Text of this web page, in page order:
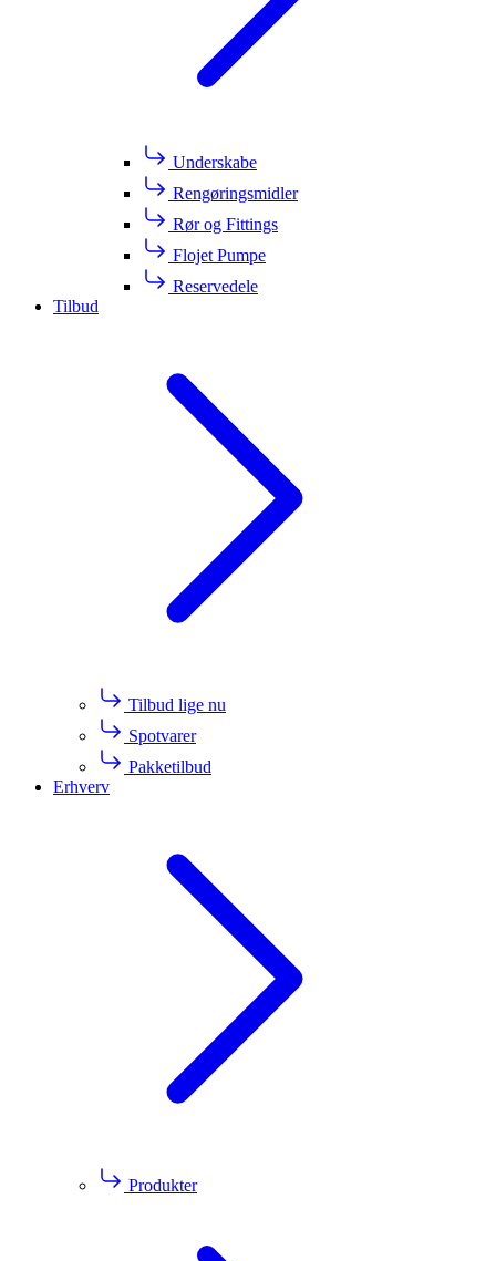
Underskabe
Rengøringsmidler
Rør og Fittings
Flojet Pumpe
Reservedele
Tilbud
Tilbud lige nu
Spotvarer
Pakketilbud
Erhverv
Produkter